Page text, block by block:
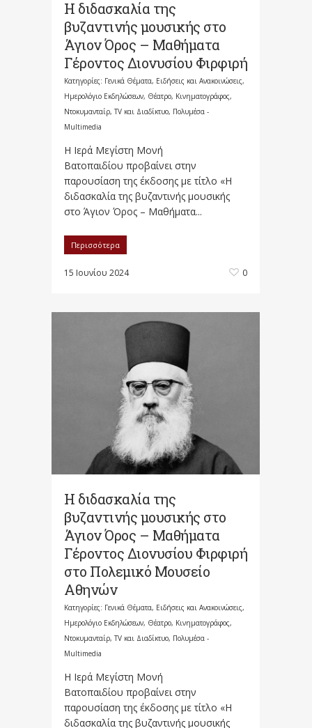
Η διδασκαλία της
βυζαντινής μουσικής στο
Άγιον Όρος – Μαθήματα
Γέροντος Διονυσίου Φιρφιρή
Κατηγορίες: Γενικά Θέματα, Ειδήσεις και Ανακοινώσεις,
Ημερολόγιο Εκδηλώσεων, Θέατρο, Κινηματογράφος,
Ντοκυμανταίρ, TV και Διαδίκτυο, Πολυμέσα -
Multimedia
Η Ιερά Μεγίστη Μονή
Βατοπαιδίου προβαίνει στην
παρουσίαση της έκδοσης με τίτλο «Η
διδασκαλία της βυζαντινής μουσικής
στο Άγιον Όρος – Μαθήματα...
Περισσότερα
15 Ιουνίου 2024 0
Η διδασκαλία της
βυζαντινής μουσικής στο
Άγιον Όρος – Μαθήματα
Γέροντος Διονυσίου Φιρφιρή
στο Πολεμικό Μουσείο
Αθηνών
Κατηγορίες: Γενικά Θέματα, Ειδήσεις και Ανακοινώσεις,
Ημερολόγιο Εκδηλώσεων, Θέατρο, Κινηματογράφος,
Ντοκυμανταίρ, TV και Διαδίκτυο, Πολυμέσα -
Multimedia
Η Ιερά Μεγίστη Μονή
Βατοπαιδίου προβαίνει στην
παρουσίαση της έκδοσης με τίτλο «Η
διδασκαλία της βυζαντινής μουσικής